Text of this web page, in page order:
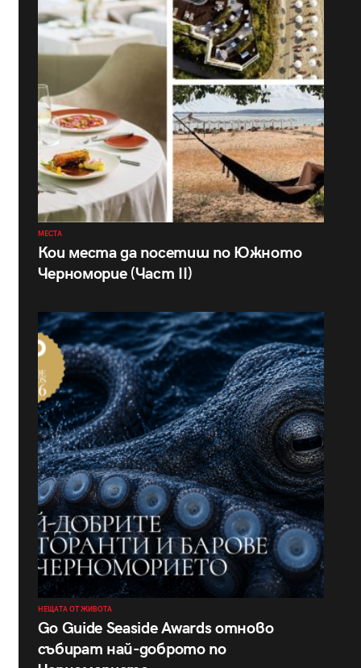
МЕСТА
Кои места да посетиш по Южното
Черноморие (Част II)
НЕЩАТА ОТ ЖИВОТА
Go Guide Seaside Awards отново
събират най-доброто по